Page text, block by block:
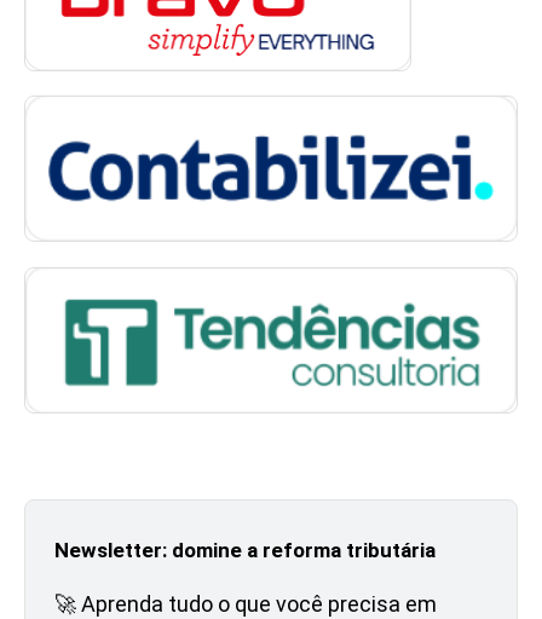
Newsletter: domine a reforma tributária
🚀 Aprenda tudo o que você precisa em